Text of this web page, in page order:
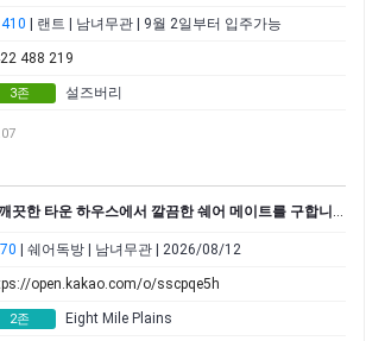
| 랜트 | 남녀무관 | 9월 2일부터 입주가능
488 219
3존 설즈버리
운 하우스에서 깔끔한 쉐어 메이트를 구합니다. – 8월 12일부터 입주 가능
| 쉐어독방 | 남녀무관 | 2026/08/12
open.kakao.com/o/sscpqe5h
2존 Eight Mile Plains